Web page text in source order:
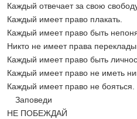
Каждый отвечает за свою
Каждый имеет право плакать.
Каждый имеет право быть
Никто не имеет права
Каждый имеет право быть
Каждый имеет право не иметь
Каждый имеет право не бояться.
Заповеди
НЕ ПОБЕЖДАЙ